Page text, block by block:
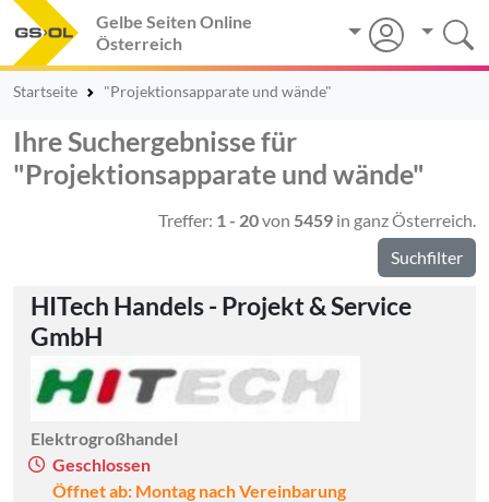
Gelbe Seiten Online
Österreich
Startseite "Projektionsapparate und wände"
Ihre Suchergebnisse für
"Projektionsapparate und wände"
Treffer: 1 - 20von 5459 in ganz Österreich.
Suchfilter
HITech Handels - Projekt & Service
GmbH
Elektrogroßhandel
Geschlossen
Öffnet ab: Montag nach Vereinbarung